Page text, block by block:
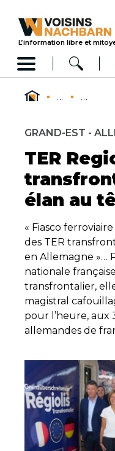
L’information libre et
... ...
GRAND-EST -
TER
élan au
« Fiasco
des TER
en Allemagne »…
nationale
transfrontalier,
magistral
pour l’heure, aux
allemandes de